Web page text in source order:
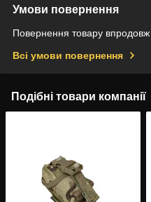
Умови повернення
Повернення товару впродовж
Всі умови повернення
Подібні товари компанії